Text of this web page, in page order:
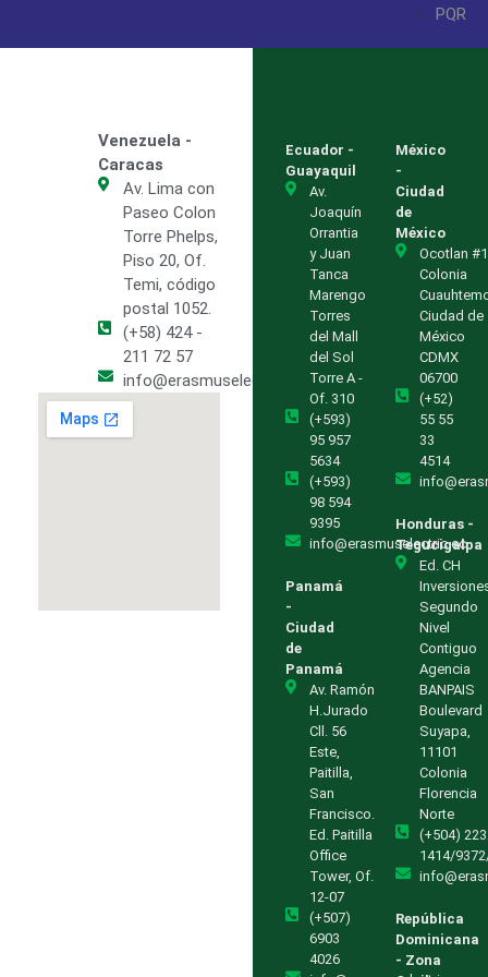
PQR
Venezuela -
Caracas
Av. Lima con
Paseo Colon
Torre Phelps,
Piso 20, Of.
Temi, código
postal 1052.
(+58) 424 -
211 72 57
info@erasmuselectric.com.ve
Ecuador -
Guayaquil
Av.
Joaquín
Orrantia
y Juan
Tanca
Marengo
Torres
del Mall
del Sol
Torre A -
Of. 310
(+593)
95 957
5634
(+593)
98 594
9395
info@erasmuselectric.ec
Panamá
-
Ciudad
de
Panamá
Av. Ramón
H.Jurado
Cll. 56
Este,
Paitilla,
San
Francisco.
Ed. Paitilla
Office
Tower, Of.
12-07
(+507)
6903
4026
México
-
Ciudad
de
México
Ocotlan
Colonia
Ciudad de
México
CDMX
06700
(+52)
55 55
33
4514
Honduras -
Tegucigalpa
Ed. CH
Segundo
Nivel
Contiguo
Agencia
BANPAIS
Boulevard
Suyapa,
11101
Colonia
Florencia
Norte
(+504)
1414/
República
Dominicana
- Zona